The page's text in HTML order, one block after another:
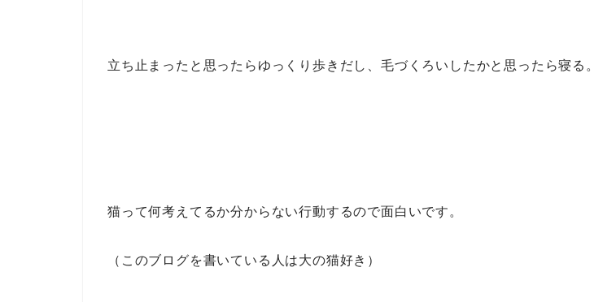
立ち止まったと思ったらゆっくり歩きだし、毛づくろいしたかと思ったら寝る。
猫って何考えてるか分からない行動するので面白いです。
（このブログを書いている人は大の猫好き）